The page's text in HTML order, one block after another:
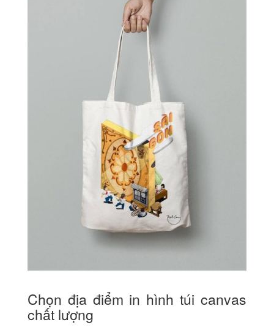
Chọn địa điểm in hình túi canvas
chất lượng